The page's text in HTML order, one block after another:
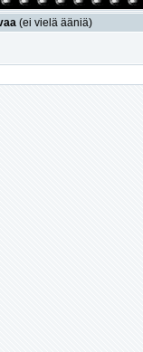
(ei vielä ääniä)